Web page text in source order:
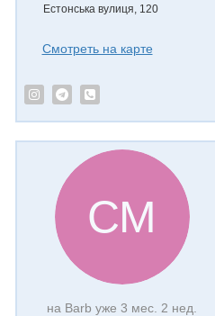
Естонська вулиця, 120
Смотреть на карте
СМ
на Barb уже 3 мес. 2 нед.